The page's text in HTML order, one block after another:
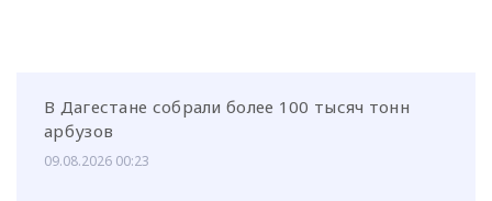
В Дагестане собрали более 100 тысяч тонн
арбузов
09.08.2026 00:23